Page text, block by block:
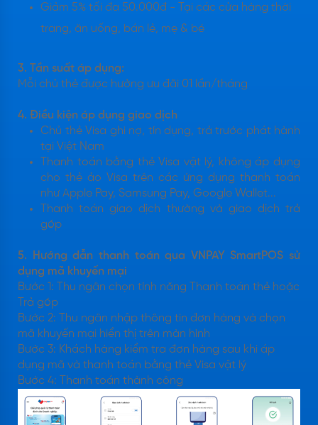
Giảm 5% tối đa 50.000đ - Tại các cửa hàng thời
trang, ăn uống, bán lẻ, mẹ & bé
3. Tần suất áp dụng:
Mỗi chủ thẻ được hưởng ưu đãi 01 lần/tháng
4. Điều kiện áp dụng giao dịch
Chủ thẻ Visa ghi nợ, tín dụng, trả trước phát hành
tại Việt Nam
Thanh toán bằng thẻ Visa vật lý, không áp dụng
cho thẻ ảo Visa trên các ứng dụng thanh toán
như Apple Pay, Samsung Pay, Google Wallet...
Thanh toán giao dịch thường và giao dịch trả
góp
5. Hướng dẫn thanh toán qua VNPAY SmartPOS sử
dụng mã khuyến mại
Bước 1: Thu ngân chọn tính năng Thanh toán thẻ hoặc
Trả góp
Bước 2: Thu ngân nhập thông tin đơn hàng và chọn
mã khuyến mại hiển thị trên màn hình
Bước 3: Khách hàng kiểm tra đơn hàng sau khi áp
dụng mã và thanh toán bằng thẻ Visa vật lý
Bước 4: Thanh toán thành công